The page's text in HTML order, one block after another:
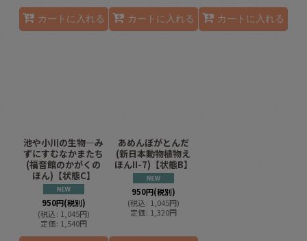
カートに入れる カートに入れる カートに入れる
池や小川の生物―み
ずにすむなかまたち
(福音館のかがくの
ほん)【状態C】
950円(税別)
(税込: 1,045円)
定価: 1,540円
あめんぼがとんだ
(新日本動物植物え
ほんII-7)【状態B】
950円(税別)
(税込: 1,045円)
定価: 1,320円